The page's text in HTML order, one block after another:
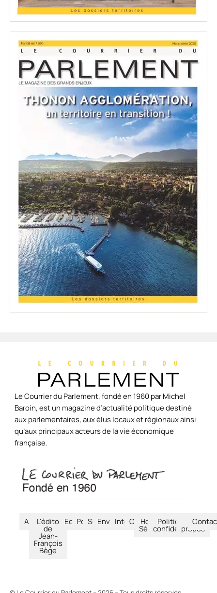
Le Courrier du Parlement, fondé en 1960 par Michel
Baroin, est un magazine d’actualité politique destiné
aux parlementaires, aux élus locaux et régionaux ainsi
qu’aux principaux acteurs de la vie économique
française.
Accueil
L'édito
de
Jean-
François
Bège
Economie
Politique
SociétéEnvironnement
International
CultureHors-
Séries
Politique de
confidentialité
À
propos